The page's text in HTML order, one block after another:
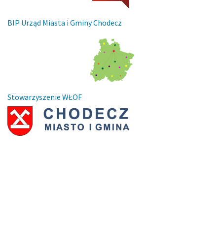
BIP Urząd Miasta i Gminy Chodecz
Stowarzyszenie WŁOF